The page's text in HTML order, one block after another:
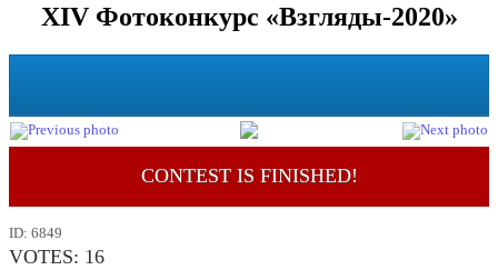
XIV Фотоконкурс «Взгляды-2020»
CONTEST IS FINISHED!
ID: 6849
VOTES: 16